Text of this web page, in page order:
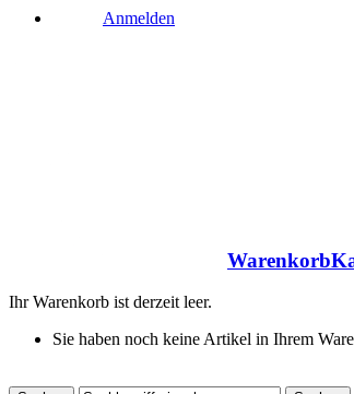
Anmelden
Warenkorb
Ihr Warenkorb ist derzeit leer.
Sie haben noch keine Artikel in Ihrem